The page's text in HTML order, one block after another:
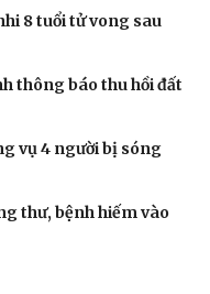
giống tâm hồn
8 tuổi tử vong sau
thông báo thu hồi đất
vụ 4 người bị sóng
thư, bệnh hiếm vào